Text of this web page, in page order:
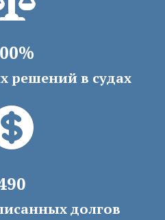
решений в судах
долгов